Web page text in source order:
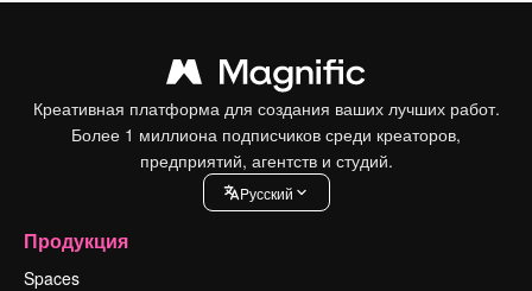
Креативная платформа для создания ваших лучших работ.
Более 1 миллиона подписчиков среди креаторов,
предприятий, агентств и студий.
Pусский
Продукция
Spaces